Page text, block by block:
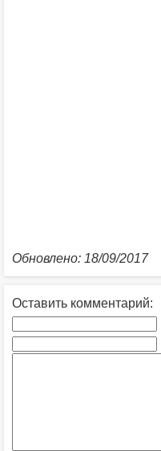
Обновлено: 18/09/2017
Оставить комментарий: